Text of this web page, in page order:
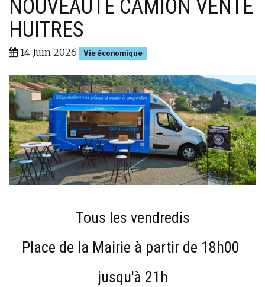
NOUVEAUTÉ CAMION VENTE
HUITRES
14 Juin 2026 Vie économique
Tous les vendredis
Place de la Mairie à partir de 18h00
jusqu'à 21h